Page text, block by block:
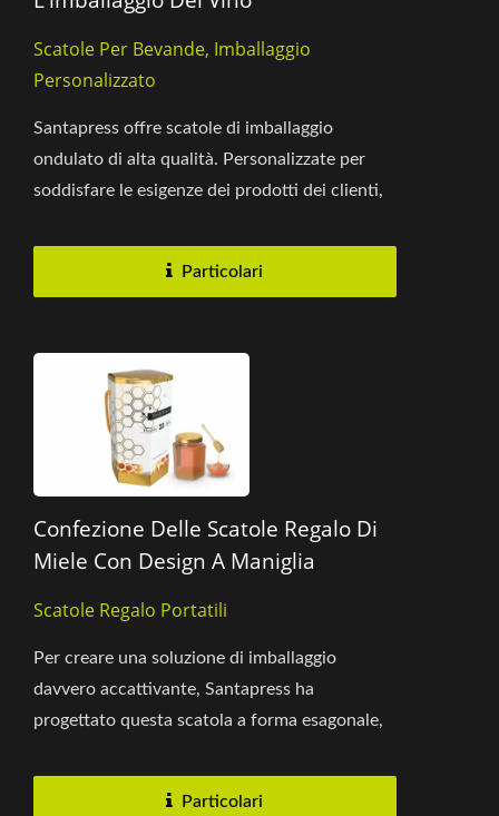
Scatole Per Bevande, Imballaggio
Personalizzato
Santapress offre scatole di imballaggio
ondulato di alta qualità. Personalizzate per
soddisfare le esigenze dei prodotti dei clienti,
Particolari
Confezione Delle Scatole Regalo Di
Miele Con Design A Maniglia
Scatole Regalo Portatili
Per creare una soluzione di imballaggio
davvero accattivante, Santapress ha
progettato questa scatola a forma esagonale,
Particolari